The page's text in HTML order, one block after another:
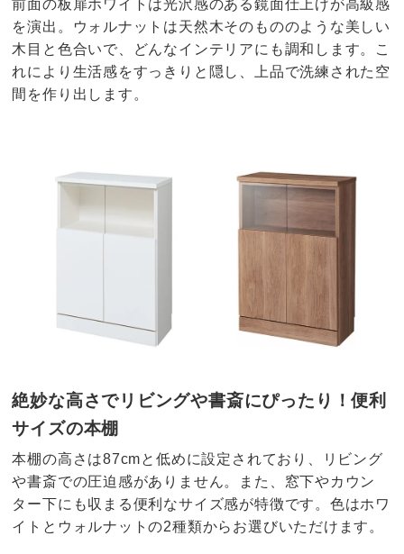
前面の板扉ホワイトは光沢感のある鏡面仕上げが高級感
を演出。ウォルナットは天然木そのもののような美しい
木目と色合いで、どんなインテリアにも調和します。こ
れにより生活感をすっきりと隠し、上品で洗練された空
間を作り出します。
絶妙な高さでリビングや書斎にぴったり！便利
サイズの本棚
本棚の高さは87cmと低めに設定されており、リビング
や書斎での圧迫感がありません。また、窓下やカウン
ター下にも収まる便利なサイズ感が特徴です。色はホワ
イトとウォルナットの2種類からお選びいただけます。